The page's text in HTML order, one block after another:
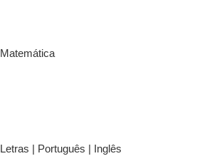
Matemática
Letras | Português | Inglês